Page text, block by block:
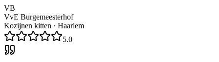
VB
VvE Burgemeesterhof
Kozijnen kitten · Haarlem
5.0